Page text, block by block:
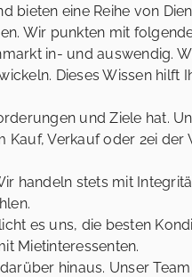
bieten eine Reihe von
Wir punkten mit
in- und auswendig.
Dieses Wissen hilft
und Ziele hat.
Verkauf oder 2ei der
handeln stets mit
es uns, die besten
Mietinteressenten.
hinaus. Unser